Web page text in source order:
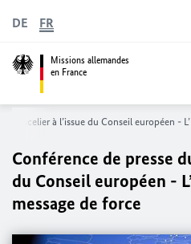
Missions allemandes
en France
DE FR
chancelier à l’issue du Conseil européen -
Conférence de presse
du Conseil européen -
message de force